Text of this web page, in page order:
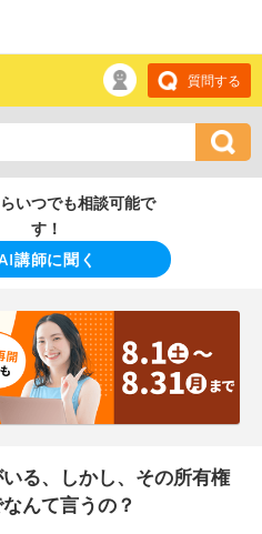
質問する
いつでも相談可能で
す！
講師に聞く
る、しかし、その所有権
んて言うの？